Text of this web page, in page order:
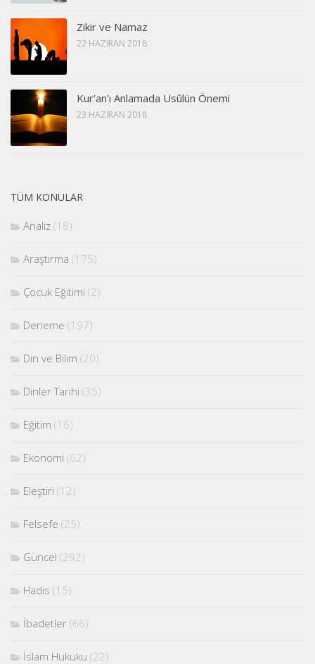
Zikir ve Namaz
22 HAZIRAN 2018
Kur’an’ı Anlamada Usûlün Önemi
23 HAZIRAN 2018
TÜM KONULAR
Analiz (18)
Araştırma (175)
Çocuk Eğitimi (2)
Deneme (197)
Din ve Bilim (20)
Dinler Tarihi (35)
Eğitim (16)
Ekonomi (62)
Eleştiri (12)
Felsefe (25)
Güncel (292)
Hadis (15)
İbadetler (66)
İslam Hukuku (22)